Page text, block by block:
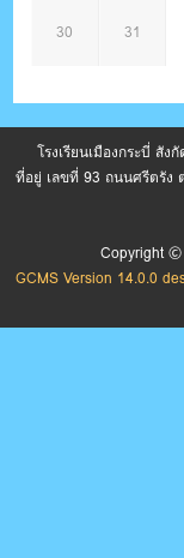
30 31
โรงเรียนเมืองกระบี่ สั
ที่อยู่ เลขที่ 93 ถนนศรีตรัง
Copyright
GCMS Version 14.0.0